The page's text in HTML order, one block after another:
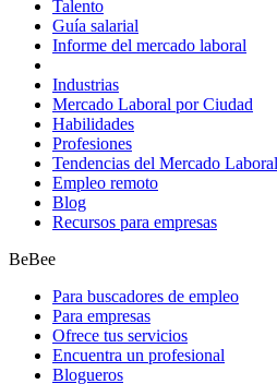
Talento
Guía salarial
Informe del mercado laboral
Industrias
Mercado Laboral por Ciudad
Habilidades
Profesiones
Tendencias del Mercado Laboral
Empleo remoto
Blog
Recursos para empresas
BeBee
Para buscadores de empleo
Para empresas
Ofrece tus servicios
Encuentra un profesional
Blogueros